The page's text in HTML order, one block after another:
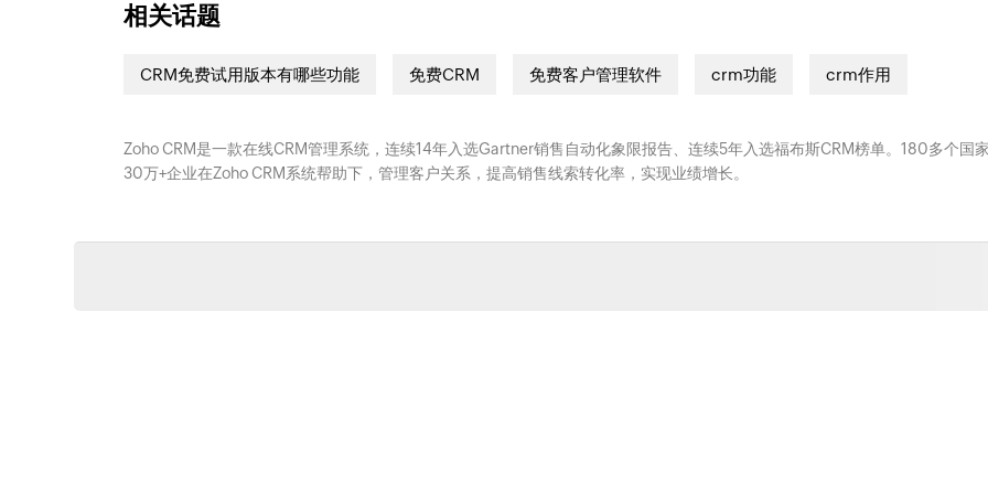
相关话题
CRM免费试用版本有哪些功能 免费CRM 免费客户管理软件 crm功能 crm作用
Zoho CRM是一款在线CRM管理系统，连续14年入选Gartner销售自动化象限报告、连续5年入选福布斯CRM榜单。180多个国
30万+企业在Zoho CRM系统帮助下，管理客户关系，提高销售线索转化率，实现业绩增长。